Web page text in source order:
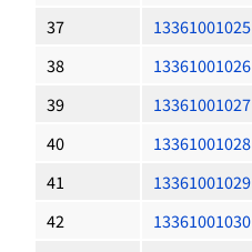
37
13361001025
38
13361001026
39
13361001027
40
13361001028
41
13361001029
42
13361001030